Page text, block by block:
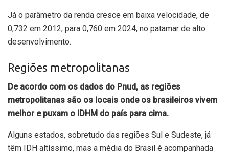
Já o parâmetro da renda cresce em baixa velocidade, de
0,732 em 2012, para 0,760 em 2024, no patamar de alto
desenvolvimento.
Regiões metropolitanas
De acordo com os dados do Pnud, as regiões
metropolitanas são os locais onde os brasileiros vivem
melhor e puxam o IDHM do país para cima.
Alguns estados, sobretudo das regiões Sul e Sudeste, já
têm IDH altíssimo, mas a média do Brasil é acompanhada